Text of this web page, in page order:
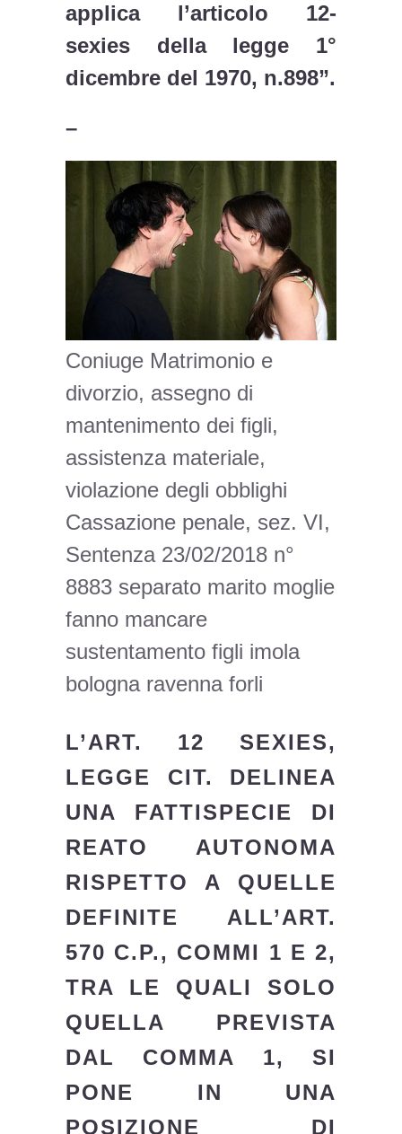
applica l’articolo 12-
sexies della legge 1°
dicembre del 1970, n.898”.
–
Coniuge Matrimonio e
divorzio, assegno di
mantenimento dei figli,
assistenza materiale,
violazione degli obblighi
Cassazione penale, sez. VI,
Sentenza 23/02/2018 n°
8883 separato marito moglie
fanno mancare
sustentamento figli imola
bologna ravenna forli
L’ART. 12 SEXIES,
LEGGE CIT. DELINEA
UNA FATTISPECIE DI
REATO AUTONOMA
RISPETTO A QUELLE
DEFINITE ALL’ART.
570 C.P., COMMI 1 E 2,
TRA LE QUALI SOLO
QUELLA PREVISTA
DAL COMMA 1, SI
PONE IN UNA
POSIZIONE DI